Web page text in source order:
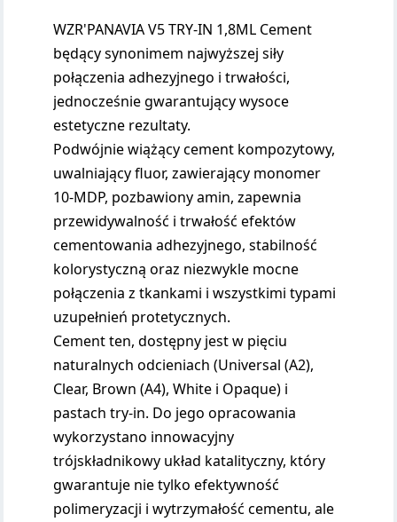
WZR'PANAVIA V5 TRY-IN 1,8ML Cement
będący synonimem najwyższej siły
połączenia adhezyjnego i trwałości,
jednocześnie gwarantujący wysoce
estetyczne rezultaty.
Podwójnie wiążący cement kompozytowy,
uwalniający fluor, zawierający monomer
10-MDP, pozbawiony amin, zapewnia
przewidywalność i trwałość efektów
cementowania adhezyjnego, stabilność
kolorystyczną oraz niezwykle mocne
połączenia z tkankami i wszystkimi typami
uzupełnień protetycznych.
Cement ten, dostępny jest w pięciu
naturalnych odcieniach (Universal (A2),
Clear, Brown (A4), White i Opaque) i
pastach try-in. Do jego opracowania
wykorzystano innowacyjny
trójskładnikowy układ katalityczny, który
gwarantuje nie tylko efektywność
polimeryzacji i wytrzymałość cementu, ale